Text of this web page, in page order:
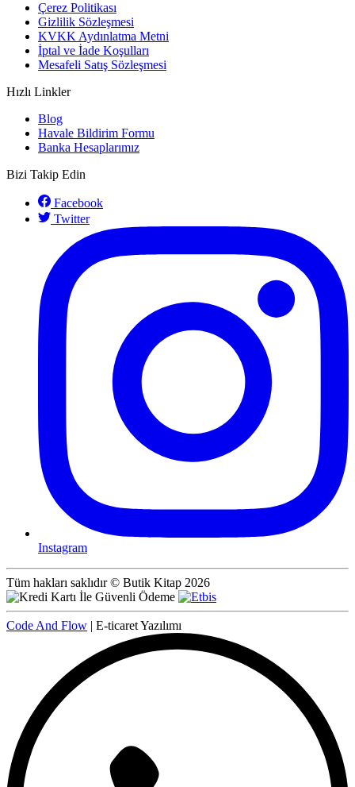
Çerez Politikası
Gizlilik Sözleşmesi
KVKK Aydınlatma Metni
İptal ve İade Koşulları
Mesafeli Satış Sözleşmesi
Hızlı Linkler
Blog
Havale Bildirim Formu
Banka Hesaplarımız
Bizi Takip Edin
Facebook
Twitter
Instagram
Tüm hakları saklıdır © Butik Kitap 2026
Code And Flow | E-ticaret Yazılımı